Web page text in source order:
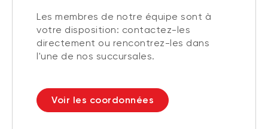
Les membres de notre équipe sont à
votre disposition: contactez-les
directement ou rencontrez-les dans
l'une de nos succursales.
Voir les coordonnées